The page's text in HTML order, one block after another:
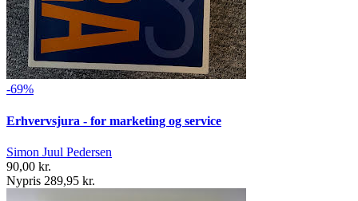
-69%
Erhvervsjura - for marketing og service
Simon Juul Pedersen
90,00 kr.
Nypris 289,95 kr.